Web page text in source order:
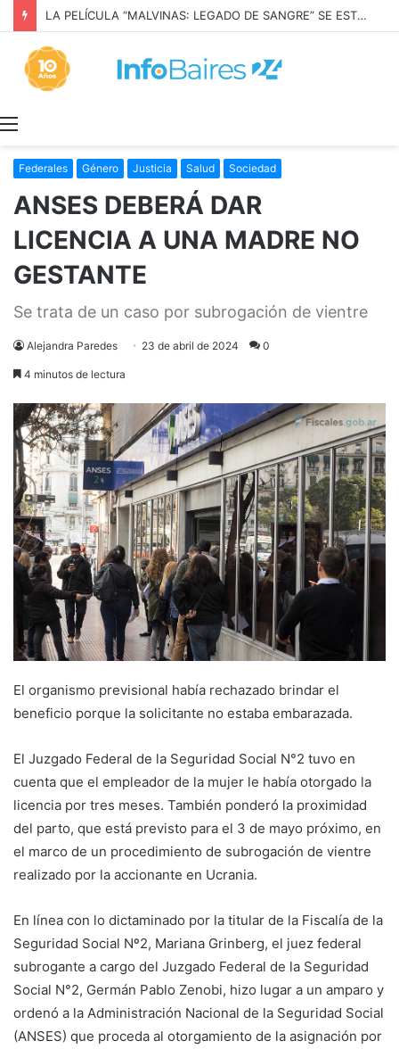
Federales Género Justicia Salud Sociedad
ANSES DEBERÁ DAR
LICENCIA A UNA MADRE NO
GESTANTE
Se trata de un caso por subrogación de vientre
Alejandra Paredes 23 de abril de 2024 0
4 minutos de lectura
El organismo previsional había rechazado brindar el
beneficio porque la solicitante no estaba embarazada.
El Juzgado Federal de la Seguridad Social N°2 tuvo en
cuenta que el empleador de la mujer le había otorgado la
licencia por tres meses. También ponderó la proximidad
del parto, que está previsto para el 3 de mayo próximo, en
el marco de un procedimiento de subrogación de vientre
realizado por la accionante en Ucrania.
En línea con lo dictaminado por la titular de la Fiscalía de la
Seguridad Social Nº2, Mariana Grinberg, el juez federal
subrogante a cargo del Juzgado Federal de la Seguridad
Social N°2, Germán Pablo Zenobi, hizo lugar a un amparo y
ordenó a la Administración Nacional de la Seguridad Social
(ANSES) que proceda al otorgamiento de la asignación por